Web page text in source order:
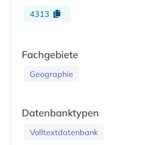
4313
Fachgebiete
Geographie
Datenbanktypen
Volltextdatenbank